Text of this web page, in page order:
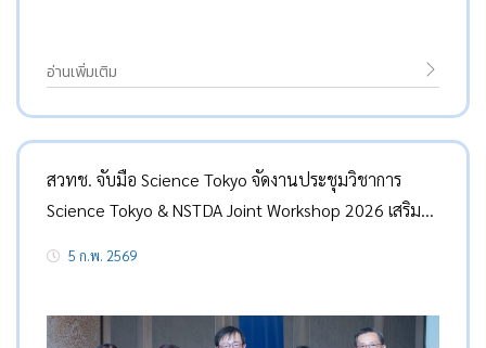
อ่านเพิ่มเติม
สวทช. จับมือ Science Tokyo จัดงานประชุมวิชาการ
Science Tokyo & NSTDA Joint Workshop 2026 เสริม
5 ก.พ. 2569